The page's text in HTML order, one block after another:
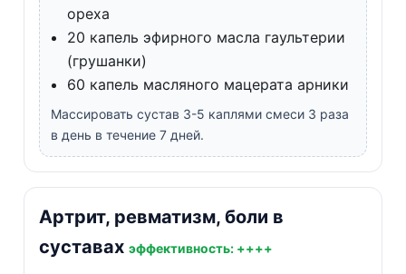
ореха
20 капель эфирного масла гаультерии
(грушанки)
60 капель масляного мацерата арники
Массировать сустав 3-5 каплями смеси 3 раза
в день в течение 7 дней.
Артрит, ревматизм, боли в
суставах эффективность: ++++